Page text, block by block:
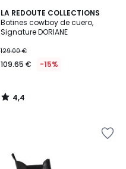
LA REDOUTE COLLECTIONS
Botines cowboy de cuero,
Signature DORIANE
129.00 €
109.65 € -15%
4,4
/ 5
4,4
/